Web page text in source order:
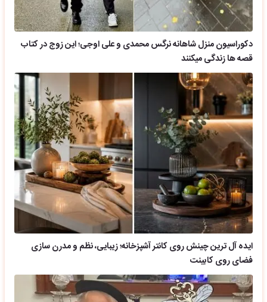
دکوراسیون منزل شاهانه نرگس محمدی و علی اوجی؛ این زوج در کتاب
قصه ها زندگی میکنند
ایده آل ترین چینش روی کانتر آشپزخانه؛ زیبایی، نظم و مدرن سازی
فضای روی کابینت